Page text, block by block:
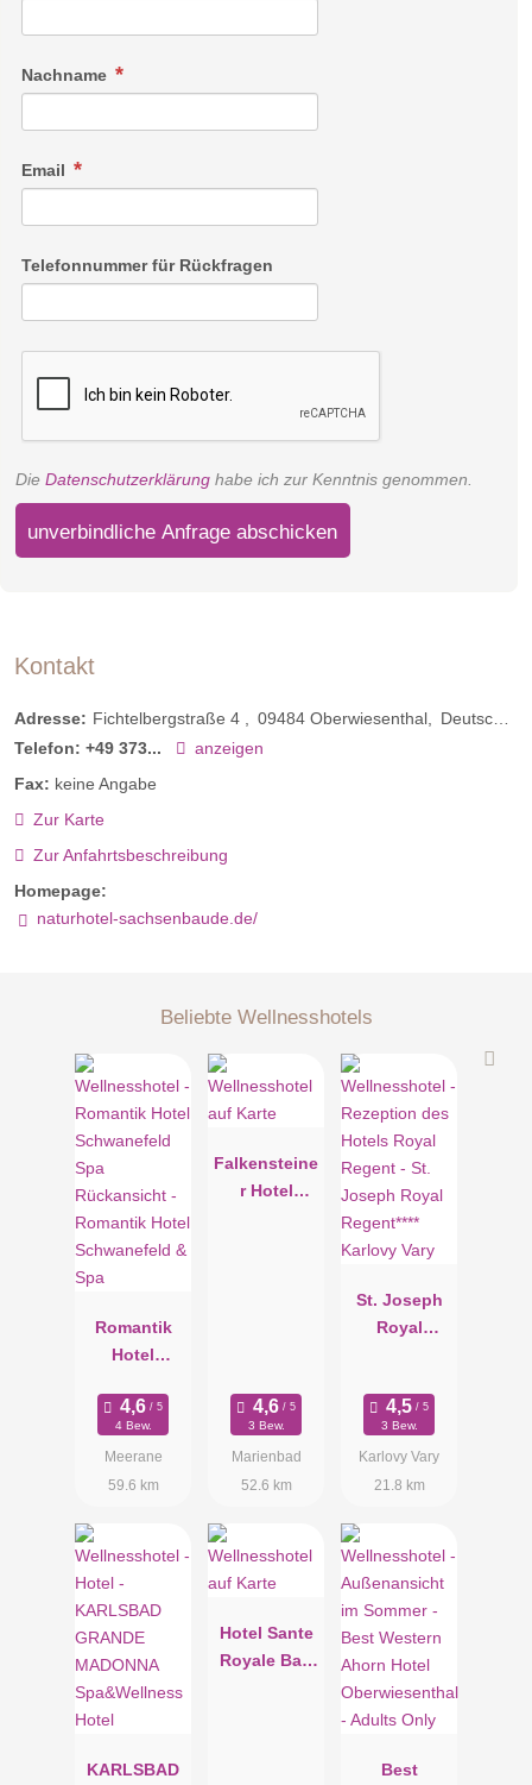
Nachname
Email
Telefonnummer für Rückfragen
Die Datenschutzerklärung habe ich zur Kenntnis genommen.
unverbindliche Anfrage abschicken
Kontakt
Adresse: Fichtelbergstraße 4 09484 Oberwiesenthal
Deutschland
Telefon: +49 373...
anzeigen
Fax: keine Angabe
Zur Karte
Zur Anfahrtsbeschreibung
Homepage:
naturhotel-sachsenbaude.de/
Beliebte Wellnesshotels
Romantik
Hotel
& Spa
4 Bew.
Meerane
59.6 km
Falkensteine
r Hotel
3 Bew.
Marienbad
52.6 km
St. Joseph
Royal
3 Bew.
Karlovy Vary
21.8 km
KARLSBAD
Hotel Sante
Royale Bad
Best